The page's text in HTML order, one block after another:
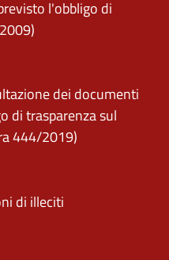
l'obbligo di
dei documenti
di trasparenza sul
444/2019)
di illeciti